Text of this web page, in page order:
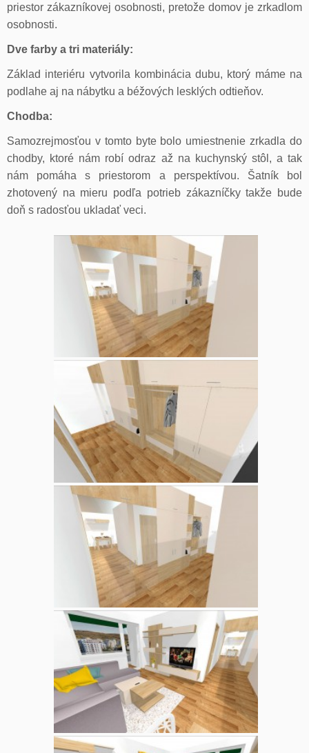
priestor zákazníkovej osobnosti, pretože domov je zrkadlom
osobnosti.
Dve farby a tri materiály:
Základ interiéru vytvorila kombinácia dubu, ktorý máme na
podlahe aj na nábytku a béžových lesklých odtieňov.
Chodba:
Samozrejmosťou v tomto byte bolo umiestnenie zrkadla do
chodby, ktoré nám robí odraz až na kuchynský stôl, a tak
nám pomáha s priestorom a perspektívou. Šatník bol
zhotovený na mieru podľa potrieb zákazníčky takže bude
doň s radosťou ukladať veci.